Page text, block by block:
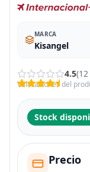
MARCA
Kisangel
4.5
Valoraciones del
Stock
Precio